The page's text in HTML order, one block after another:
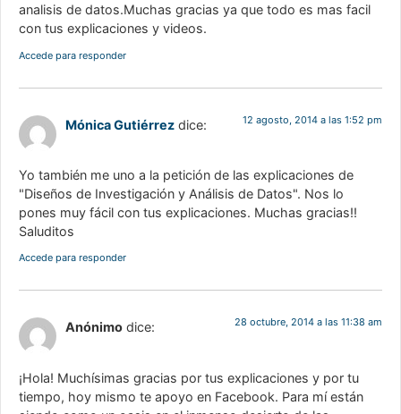
analisis de datos.Muchas gracias ya que todo es mas facil
con tus explicaciones y videos.
Accede para responder
Mónica Gutiérrez dice: 12 agosto, 2014 a las 1:52 pm
Yo también me uno a la petición de las explicaciones de
"Diseños de Investigación y Análisis de Datos". Nos lo
pones muy fácil con tus explicaciones. Muchas gracias!!
Saluditos
Accede para responder
Anónimo dice: 28 octubre, 2014 a las 11:38 am
¡Hola! Muchísimas gracias por tus explicaciones y por tu
tiempo, hoy mismo te apoyo en Facebook. Para mí están